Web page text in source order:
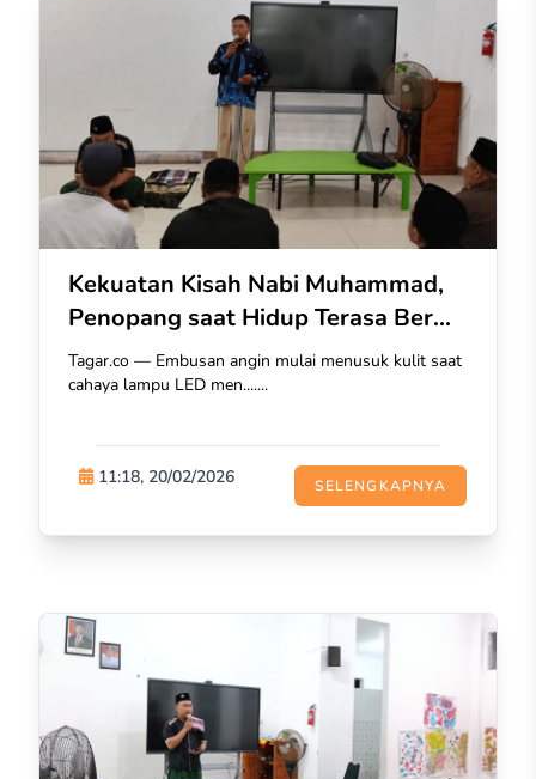
Kekuatan Kisah Nabi Muhammad,
Penopang saat Hidup Terasa Ber...
Tagar.co — Embusan angin mulai menusuk kulit saat
cahaya lampu LED men.......
11:18, 20/02/2026 SELENGKAPNYA